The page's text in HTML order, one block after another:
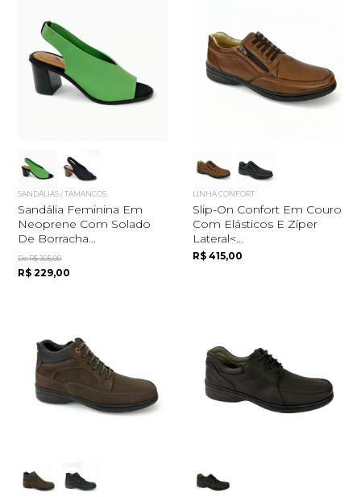
SANDÁLIAS / TAMANCOS
Sandália Feminina Em
Neoprene Com Solado
De Borracha...
De R$ 305,00
R$ 229,00
LINHA CONFORT
Slip-On Confort Em Couro
Com Elásticos E Zíper
Lateral<...
R$ 415,00